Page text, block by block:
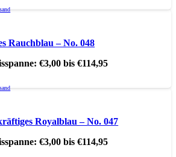
Rauchblau – No. 048
€3,00 bis €114,95
Royalblau – No. 047
€3,00 bis €114,95